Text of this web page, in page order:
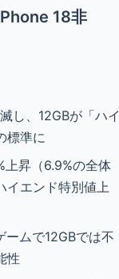
18非
し、12GBが「ハイ
標準に
上昇（6.9%の全体
イエンド特別値上
ームで12GBでは不
性